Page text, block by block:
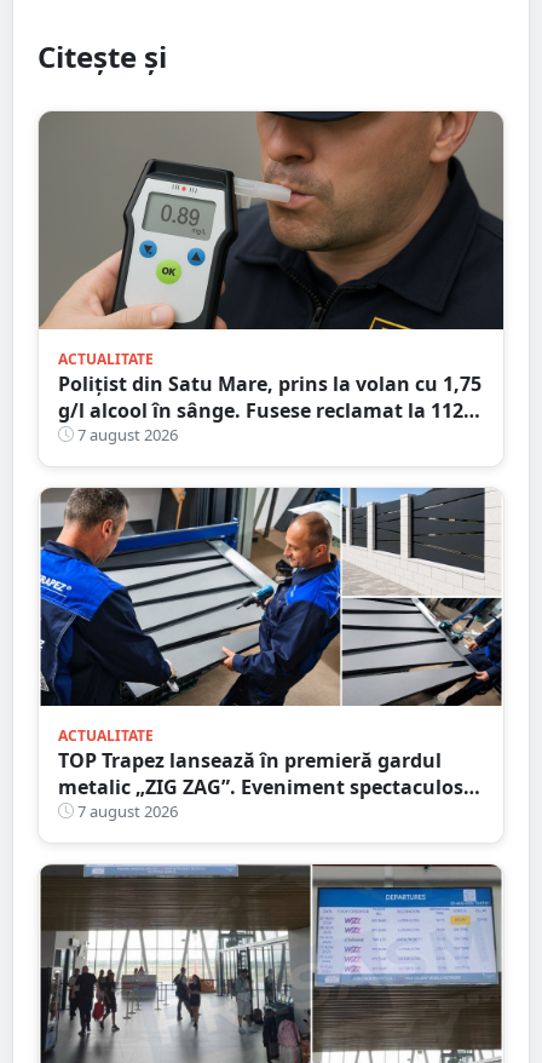
Citește și
ACTUALITATE
Polițist din Satu Mare, prins la volan cu 1,75
g/l alcool în sânge. Fusese reclamat la 112
că circula pe contrasens
7 august 2026
ACTUALITATE
TOP Trapez lansează în premieră gardul
metalic „ZIG ZAG”. Eveniment spectaculos
în Grădina Romei
7 august 2026